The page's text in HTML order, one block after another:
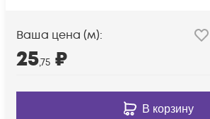
Ваша цена (м):
25,75 ₽
В корзину